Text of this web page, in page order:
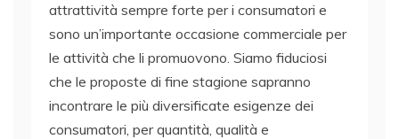
attrattività sempre forte per i consumatori e
sono un’importante occasione commerciale per
le attività che li promuovono. Siamo fiduciosi
che le proposte di fine stagione sapranno
incontrare le più diversificate esigenze dei
consumatori, per quantità, qualità e